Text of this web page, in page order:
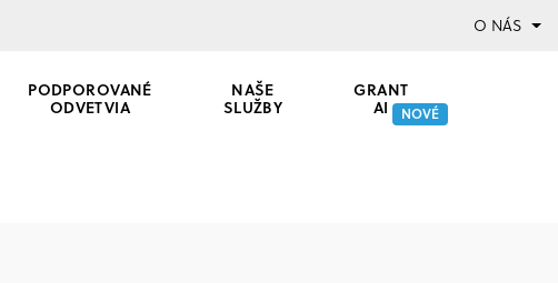
O NÁS
PODPOROVANÉ
ODVETVIA
NAŠE
SLUŽBY
GRANT
AI NOVÉ